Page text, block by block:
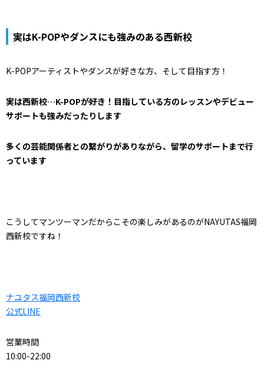
実はK-POPやダンスにも強みのある西新校
K-POPアーティストやダンスが好きな方、そして目指す方！
実は西新校…K-POPが好き！目指している方のレッスンやデビュー
サポートも強みだったりします
多くの芸能関係者との繋がりがありながら、留学のサポートまで行
っています
こうしてマンツーマンだからこその楽しみがあるのがNAYUTAS福岡
西新校ですね！
ナユタス福岡西新校
公式LINE
営業時間
10:00-22:00